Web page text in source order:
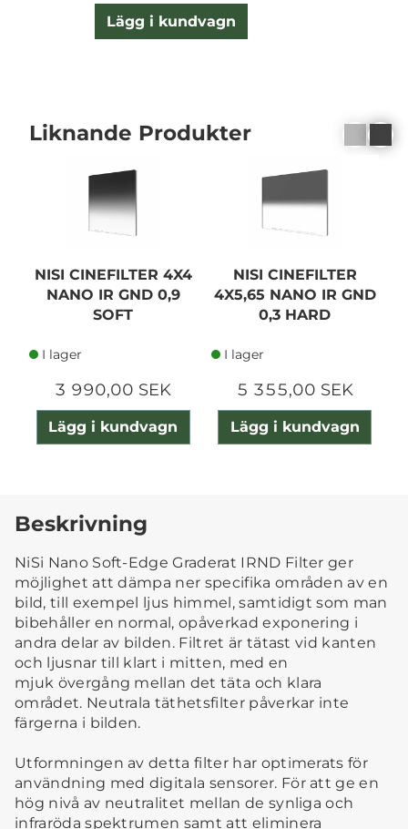
Lägg i kundvagn
Liknande Produkter
NISI CINEFILTER 4X4
NANO IR GND 0,9
SOFT
I lager
3 990,00 SEK
Lägg i kundvagn
NISI CINEFILTER
4X5,65 NANO IR GND
0,3 HARD
I lager
5 355,00 SEK
Lägg i kundvagn
Beskrivning
NiSi Nano Soft-Edge Graderat IRND Filter ger
möjlighet att dämpa ner specifika områden av en
bild, till exempel ljus himmel, samtidigt som man
bibehåller en normal, opåverkad exponering i
andra delar av bilden. Filtret är tätast vid kanten
och ljusnar till klart i mitten, med en
mjuk övergång mellan det täta och klara
området. Neutrala täthetsfilter påverkar inte
färgerna i bilden.
Utformningen av detta filter har optimerats för
användning med digitala sensorer. För att ge en
hög nivå av neutralitet mellan de synliga och
infraröda spektrumen samt att eliminera